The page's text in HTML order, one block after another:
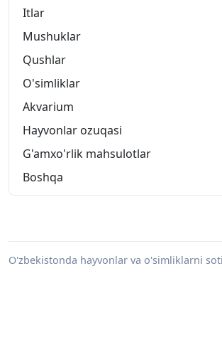
Itlar
Mushuklar
Qushlar
O'simliklar
Akvarium
Hayvonlar ozuqasi
G'amxo'rlik mahsulotlar
Boshqa
O'zbekistonda hayvonlar va o'simliklarni